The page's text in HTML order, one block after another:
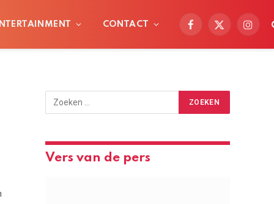
CONTACT
Facebook
X
Vers van de pers